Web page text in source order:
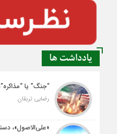
یادداشت ها
“جنگ” یا
رضایی تربقان
«علی‌الاصول»،